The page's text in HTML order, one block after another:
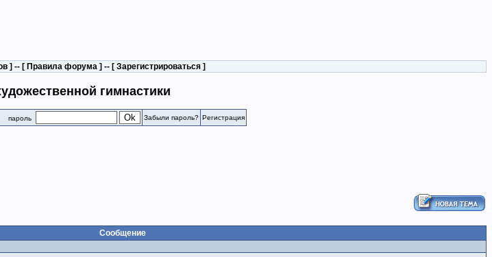
] -- [ Правила форума ] -- [ Зарегистрироваться ]
гимнастики
пароль Забыли пароль? Регистрация
Сообщение